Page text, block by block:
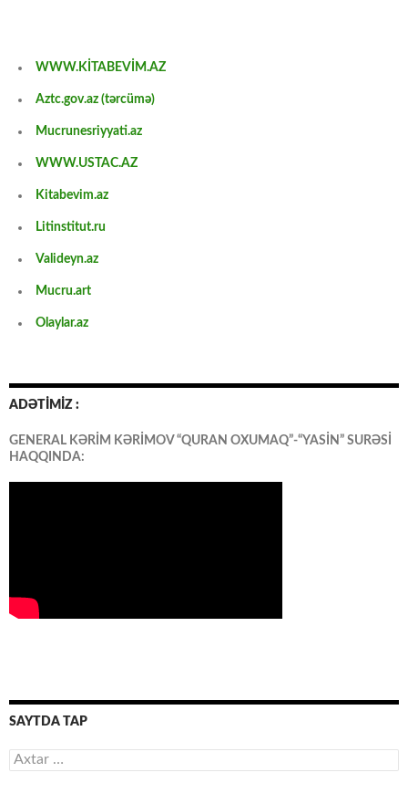
WWW.KİTABEVİM.AZ
Aztc.gov.az (tərcümə)
Mucrunesriyyati.az
WWW.USTAC.AZ
Kitabevim.az
Litinstitut.ru
Valideyn.az
Mucru.art
Olaylar.az
ADƏTİMİZ :
GENERAL KƏRİM KƏRİMOV “QURAN OXUMAQ”-“YASİN” SURƏSİ
HAQQINDA:
SAYTDA TAP
Axtarış: